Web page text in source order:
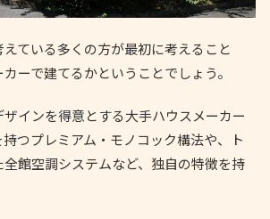
ている多くの方が最初に考えること
ーで建てるかということでしょう。
インを得意とする大手ハウスメーカー
つプレミアム・モノコック構法や、ト
館空調システムなど、独自の特徴を持